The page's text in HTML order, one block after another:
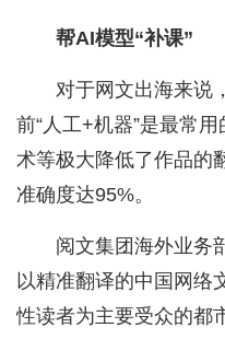
帮AI模型“补课”
对于网文出海来说
前“人工+机器”是最常
术等极大降低了作品的
准确度达95%。
阅文集团海外业务
以精准翻译的中国网络
性读者为主要受众的都